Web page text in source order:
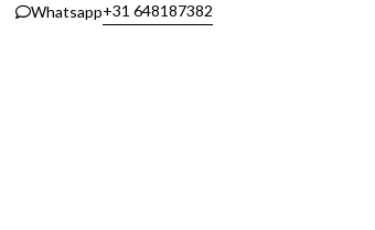
Whatsapp+31 648187382